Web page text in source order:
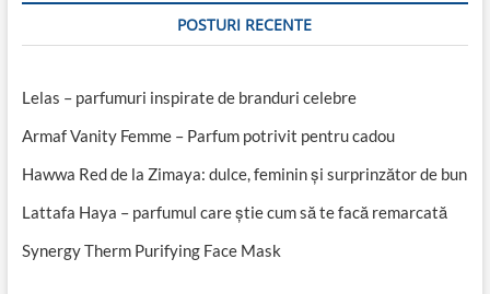
POSTURI RECENTE
Lelas – parfumuri inspirate de branduri celebre
Armaf Vanity Femme – Parfum potrivit pentru cadou
Hawwa Red de la Zimaya: dulce, feminin și surprinzător de bun
Lattafa Haya – parfumul care știe cum să te facă remarcată
Synergy Therm Purifying Face Mask